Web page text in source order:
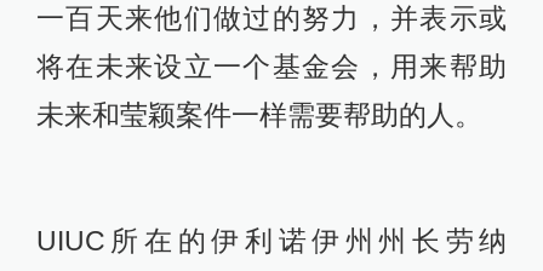
一百天来他们做过的努力，并表示或
将在未来设立一个基金会，用来帮助
未来和莹颖案件一样需要帮助的人。
UIUC所在的伊利诺伊州州长劳纳